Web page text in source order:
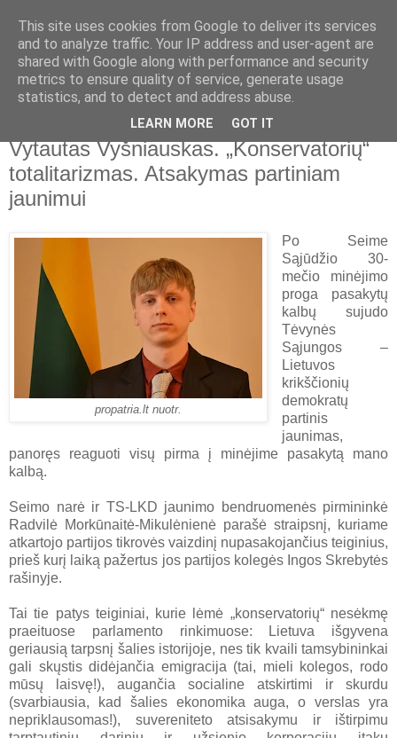
Vytautas Vyšniauskas. „Konservatorių“
totalitarizmas. Atsakymas partiniam
jaunimui
propatria.lt nuotr.
Po Seime
Sąjūdžio 30-
mečio minėjimo
proga pasakytų
kalbų sujudo
Tėvynės
Sąjungos –
Lietuvos
krikščionių
demokratų
partinis
jaunimas,
panoręs reaguoti visų pirma į minėjime pasakytą mano
kalbą.
Seimo narė ir TS-LKD jaunimo bendruomenės pirmininkė
Radvilė Morkūnaitė-Mikulėnienė parašė straipsnį, kuriame
atkartojo partijos tikrovės vaizdinį nupasakojančius teiginius,
prieš kurį laiką pažertus jos partijos kolegės Ingos Skrebytės
rašinyje.
Tai tie patys teiginiai, kurie lėmė „konservatorių“ nesėkmę
praeituose parlamento rinkimuose: Lietuva išgyvena
geriausią tarpsnį šalies istorijoje, nes tik kvaili tamsybininkai
gali skųstis didėjančia emigracija (tai, mieli kolegos, rodo
mūsų laisvę!), augančia socialine atskirtimi ir skurdu
(svarbiausia, kad šalies ekonomika auga, o verslas yra
nepriklausomas!), suvereniteto atsisakymu ir ištirpimu
This site uses cookies from Google to deliver its services
and to analyze traffic. Your IP address and user-agent are
shared with Google along with performance and security
metrics to ensure quality of service, generate usage
statistics, and to detect and address abuse.
LEARN MORE GOT IT